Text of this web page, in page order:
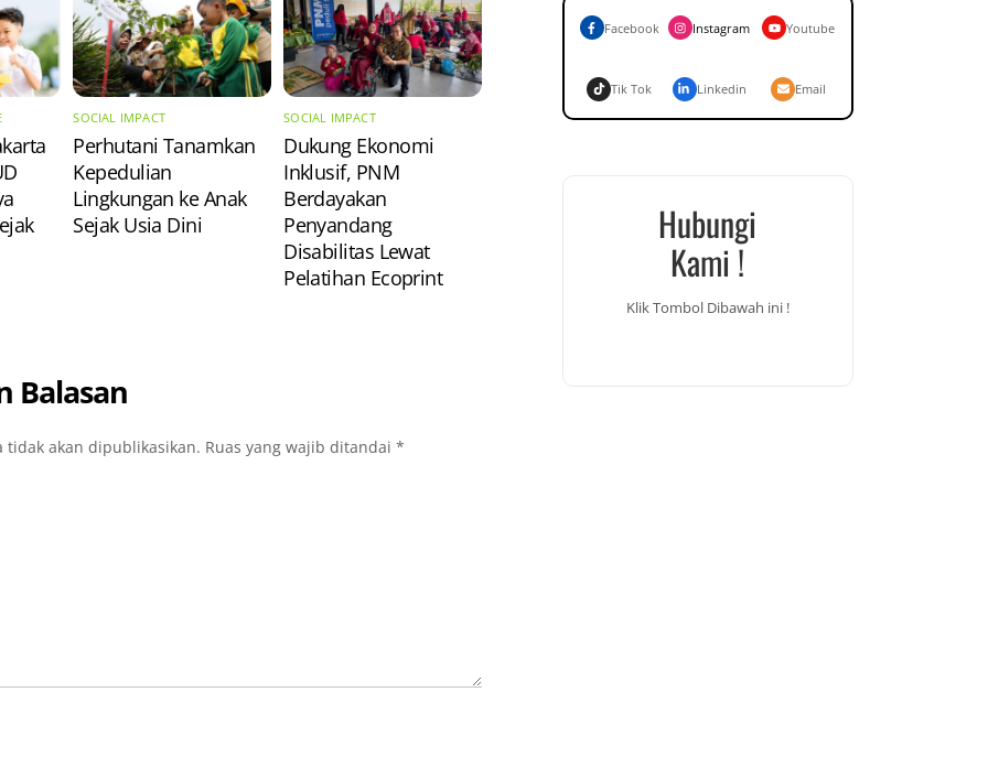
SOCIAL IMPACT
Perhutani Tanamkan
Kepedulian
Lingkungan ke Anak
Sejak Usia Dini
SOCIAL IMPACT
Dukung Ekonomi
Inklusif, PNM
Berdayakan
Penyandang
Disabilitas Lewat
Pelatihan Ecoprint
Balasan
tidak akan dipublikasikan. Ruas yang wajib ditandai *
Facebook Instagram Youtube
Tik Tok Linkedin Email
Hubungi
Kami !
Klik Tombol Dibawah ini !